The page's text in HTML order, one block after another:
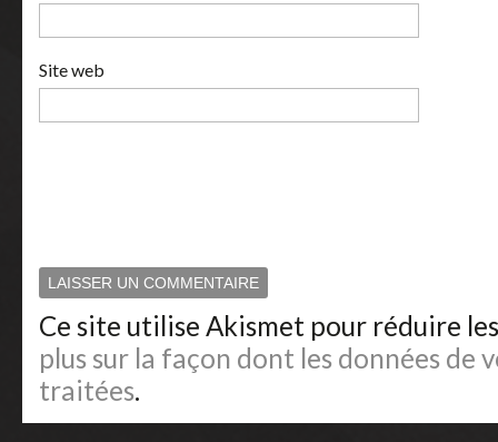
Site web
Ce site utilise Akismet pour réduire
plus sur la façon dont les données de
traitées.